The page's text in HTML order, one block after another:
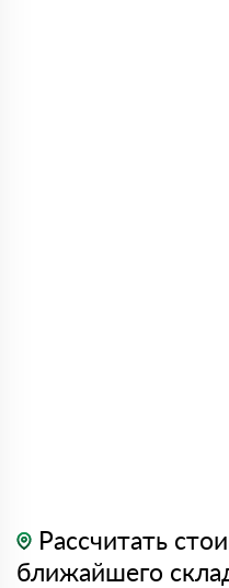
Рассчитать
ближайшего